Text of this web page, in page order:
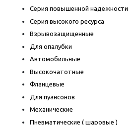
Серия повышенной надежности
Серия высокого ресурса
Взрывозащищенные
Для опалубки
Автомобильные
Высокочатотные
Фланцевые
Для пуансонов
Механические
Пневматические ( шаровые )